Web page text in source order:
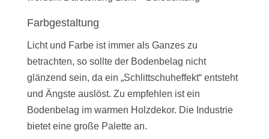
Farbgestaltung
Licht und Farbe ist immer als Ganzes zu
betrachten, so sollte der Bodenbelag nicht
glänzend sein, da ein „Schlittschuheffekt“ entsteht
und Ängste auslöst. Zu empfehlen ist ein
Bodenbelag im warmen Holzdekor. Die Industrie
bietet eine große Palette an.